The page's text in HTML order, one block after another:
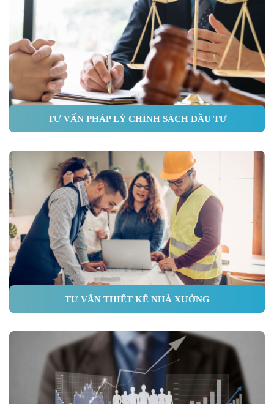
TƯ VẤN PHÁP LÝ CHÍNH SÁCH ĐẦU TƯ
TƯ VẤN THIẾT KẾ NHÀ XƯỞNG